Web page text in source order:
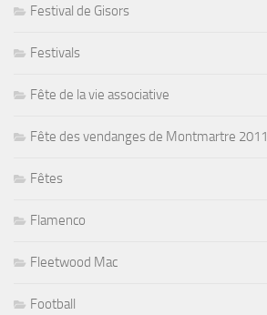
Festival de Gisors
Festivals
Fête de la vie associative
Fête des vendanges de Montmartre 2011
Fêtes
Flamenco
Fleetwood Mac
Football